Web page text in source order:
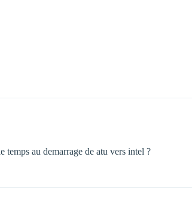
temps au demarrage de atu vers intel ?